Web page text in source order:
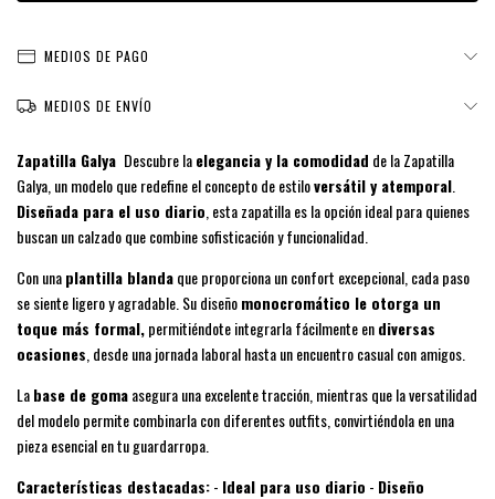
MEDIOS DE PAGO
MEDIOS DE ENVÍO
Zapatilla Galya Descubre laelegancia y la comodidad de la Zapatilla
Galya, un modelo que redefine el concepto de estiloversátil y atemporal
Diseñada para el uso diario , esta zapatilla es la opción ideal para quienes
buscan un calzado que combine sofisticación y funcionalidad.
Con unaplantilla blandaque proporciona un confort excepcional, cada paso
se siente ligero y agradable. Su diseñomonocromático le otorga un
toque más formal,permitiéndote integrarla fácilmente endiversas
ocasiones , desde una jornada laboral hasta un encuentro casual con amigos.
Labase de gomaasegura una excelente tracción, mientras que la versatilidad
del modelo permite combinarla con diferentes outfits, convirtiéndola en una
pieza esencial en tu guardarropa.
Características destacadas:- Ideal para uso diario - Diseño